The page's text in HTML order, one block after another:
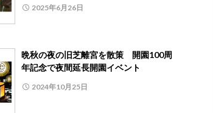
2025年6月26日
晩秋の夜の旧芝離宮を散策 開園100周
年記念で夜間延長開園イベント
2024年10月25日